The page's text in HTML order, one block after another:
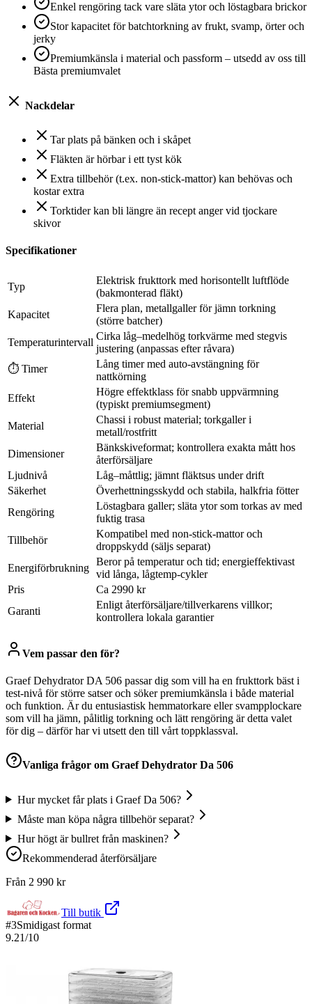
Enkel rengöring tack vare släta ytor och löstagbara brickor
Stor kapacitet för batchtorkning av frukt, svamp, örter och
jerky
Premiumkänsla i material och passform – utsedd av oss till
Bästa premiumvalet
Nackdelar
Tar plats på bänken och i skåpet
Fläkten är hörbar i ett tyst kök
Extra tillbehör (t.ex. non-stick-mattor) kan behövas och
kostar extra
Torktider kan bli längre än recept anger vid tjockare
skivor
Specifikationer
Typ
Elektrisk frukttork med horisontellt luftflöde
(bakmonterad fläkt)
Kapacitet
Flera plan, metallgaller för jämn torkning
(större batcher)
Temperaturintervall
Cirka låg–medelhög torkvärme med stegvis
justering (anpassas efter råvara)
⏱ Timer
Lång timer med auto-avstängning för
nattkörning
Effekt
Högre effektklass för snabb uppvärmning
(typiskt premiumsegment)
Material
Chassi i robust material; torkgaller i
metall/rostfritt
Dimensioner
Bänkskiveformat; kontrollera exakta mått hos
återförsäljare
Ljudnivå
Låg–måttlig; jämnt fläktsus under drift
Säkerhet
Överhettningsskydd och stabila, halkfria fötter
Rengöring
Löstagbara galler; släta ytor som torkas av med
fuktig trasa
Tillbehör
Kompatibel med non-stick-mattor och
droppskydd (säljs separat)
Energiförbrukning
Beror på temperatur och tid; energieffektivast
vid långa, lågtemp-cykler
Pris
Ca 2990 kr
Garanti
Enligt återförsäljare/tillverkarens villkor;
kontrollera lokala garantier
Vem passar den för?
Graef Dehydrator DA 506 passar dig som vill ha en frukttork bäst i
test-nivå för större satser och söker premiumkänsla i både material
och funktion. Är du entusiastisk hemmatorkare eller svampplockare
som vill ha jämn, pålitlig torkning och lätt rengöring är detta valet
för dig – därför har vi utsett den till vårt toppklassval.
Vanliga frågor om Graef Dehydrator Da 506
Hur mycket får plats i Graef Da 506?
Måste man köpa några tillbehör separat?
Hur högt är bullret från maskinen?
Rekommenderad återförsäljare
Från 2 990 kr
Till butik
#3Smidigast format
9.21/10